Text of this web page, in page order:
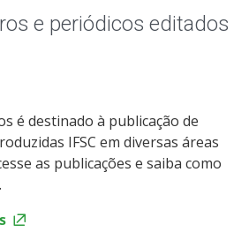
e periódicos editados
é destinado à publicação de
IFSC em diversas áreas
as publicações e saiba como